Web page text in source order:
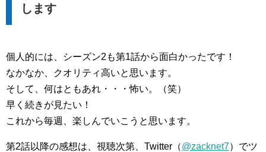
します
個人的には、シーズン2も第1話から面白かったです！
なかなか、クオリティ高いと思います。
そして、何はともあれ・・・怖い。（笑）
早く続きが見たい！
これから毎週、楽しんでいこうと思います。
第2話以降の感想は、視聴次第、Twitter（@zacknet7）でツ